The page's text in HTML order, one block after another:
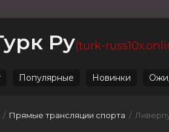
Ру(turk-
Популярные Новинки
/ Прямые трансляции спорта /